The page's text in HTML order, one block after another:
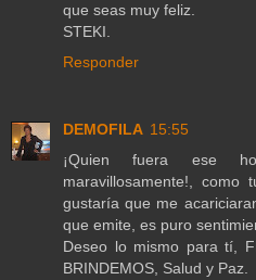
que seas muy feliz.
STEKI.
Responder
DEMOFILA 15:55
¡Quien fuera ese
maravillosamente!,
gustaría que me
que emite, es puro
Deseo lo mismo para tí,
BRINDEMOS, Salud y Paz.